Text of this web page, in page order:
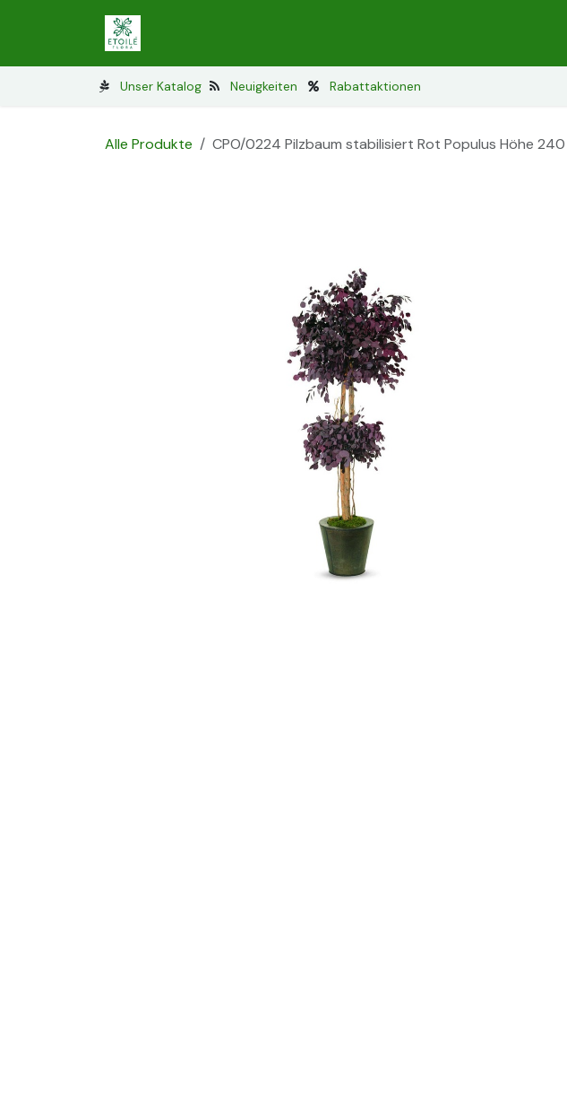
Unser Katalog Neuigkeiten Rabattaktionen
Alle Produkte CPO/0224 Pilzbaum stabilisiert Rot Populus Höhe